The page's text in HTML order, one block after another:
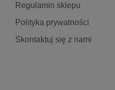
Regulamin sklepu
Polityka prywatności
Skontaktuj się z nami